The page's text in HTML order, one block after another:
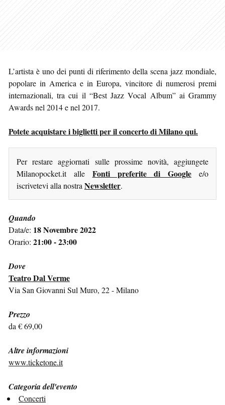
L’artista è uno dei punti di riferimento della scena jazz mondiale,
popolare in America e in Europa, vincitore di numerosi premi
internazionali, tra cui il “Best Jazz Vocal Album” ai Grammy
Awards nel 2014 e nel 2017.
Potete acquistare i biglietti per il concerto di Milano qui.
Per restare aggiornati sulle prossime novità, aggiungete
Milanopocket.it alle Fonti preferite di Google e/o
iscrivetevi alla nostra Newsletter.
Quando
Data/e: 18 Novembre 2022
Orario: 21:00 - 23:00
Dove
Teatro Dal Verme
Via San Giovanni Sul Muro, 22 - Milano
Prezzo
da € 69,00
Altre informazioni
www.ticketone.it
Categoria dell'evento
Concerti